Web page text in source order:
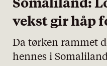
Somaliland:
vekst gir håp
Da tørken rammet
hennes i